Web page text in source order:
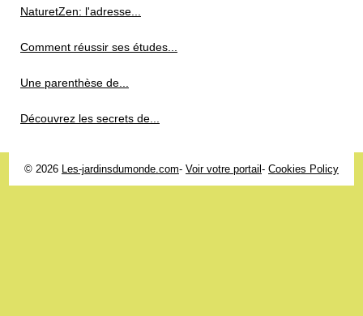
NaturetZen: l'adresse...
Comment réussir ses études...
Une parenthèse de...
Découvrez les secrets de...
© 2026 Les-jardinsdumonde.com- Voir votre portail - Cookies Policy